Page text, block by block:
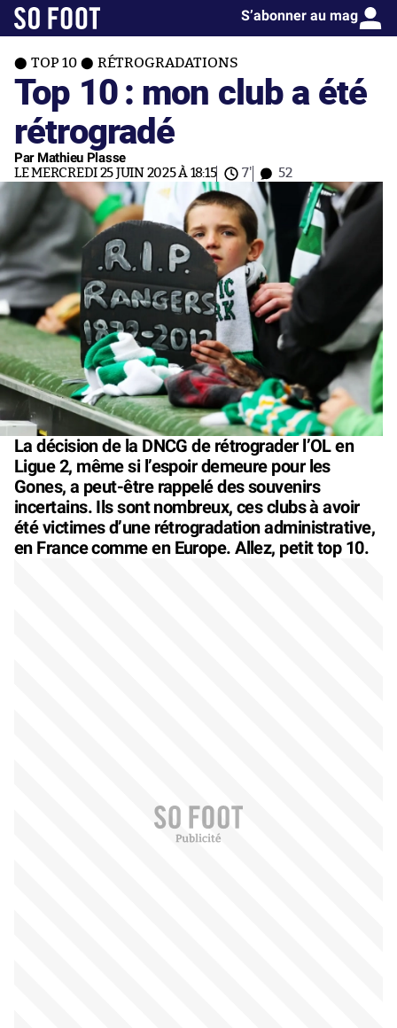
S’abonner au mag
TOP 10 RÉTROGRADATIONS
Top 10 : mon club a été
rétrogradé
Par Mathieu Plasse
LE MERCREDI 25 JUIN 2025 À 18:15 7' 52
La décision de la DNCG de rétrograder l’OL en
Ligue 2, même si l’espoir demeure pour les
Gones, a peut-être rappelé des souvenirs
incertains. Ils sont nombreux, ces clubs à avoir
été victimes d’une rétrogradation administrative,
en France comme en Europe. Allez, petit top 10.